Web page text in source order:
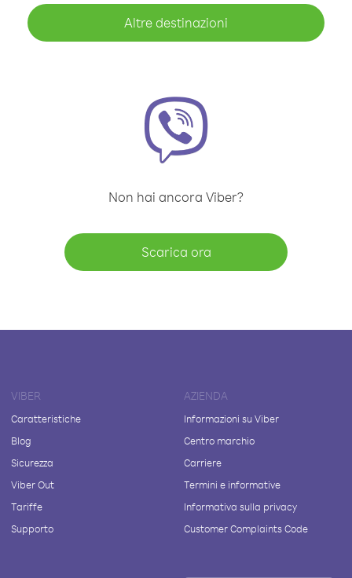
Altre destinazioni
Non hai ancora Viber?
Scarica ora
VIBER
Caratteristiche
Blog
Sicurezza
Viber Out
Tariffe
Supporto
AZIENDA
Informazioni su Viber
Centro marchio
Carriere
Termini e informative
Informativa sulla privacy
Customer Complaints Code